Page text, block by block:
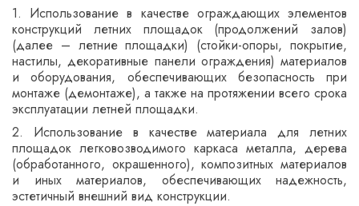
1. Использование в качестве ограждающих элементов
конструкций летних площадок (продолжений залов)
(далее – летние площадки) (стойки-опоры, покрытие,
настилы, декоративные панели ограждения) материалов
и оборудования, обеспечивающих безопасность при
монтаже (демонтаже), а также на протяжении всего срока
эксплуатации летней площадки.
2. Использование в качестве материала для летних
площадок легковозводимого каркаса металла, дерева
(обработанного, окрашенного), композитных материалов
и иных материалов, обеспечивающих надежность,
эстетичный внешний вид конструкции.